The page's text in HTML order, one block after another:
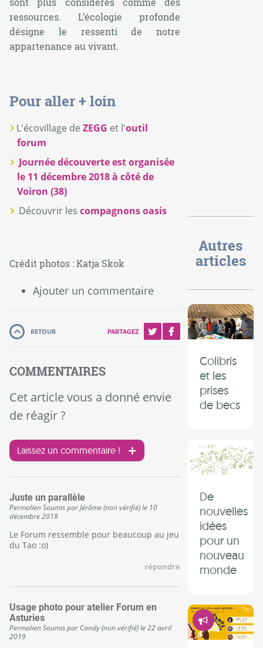
ressources. L’écologie profonde
désigne le ressenti de notre
appartenance au vivant.
Pour aller + loin
L'écovillage deZEGG et l'outil
forum
Journée découverte est organisée
le 11 décembre 2018 à côté de
Voiron (38)
Découvrir lescompagnons oasis
Crédit photos : Katja Skok
Autres
articles
Colibris
et les
prises
de becs
De
nouvelles
idées
pour un
nouveau
monde
Ajouter un commentaire
RETOUR PARTAGEZ
COMMENTAIRES
Cet article vous a donné envie
de réagir ?
Laissez un commentaire !
Juste un parallèle
PermalienSoumis parJérôme (non vérifié)le 10
décembre 2018
Le Forum ressemble pour beaucoup au jeu
du Tao :o)
répondre
Usage photo pour atelier Forum en
Asturies
PermalienSoumis par Candy (non vérifié)le22 avril
2019